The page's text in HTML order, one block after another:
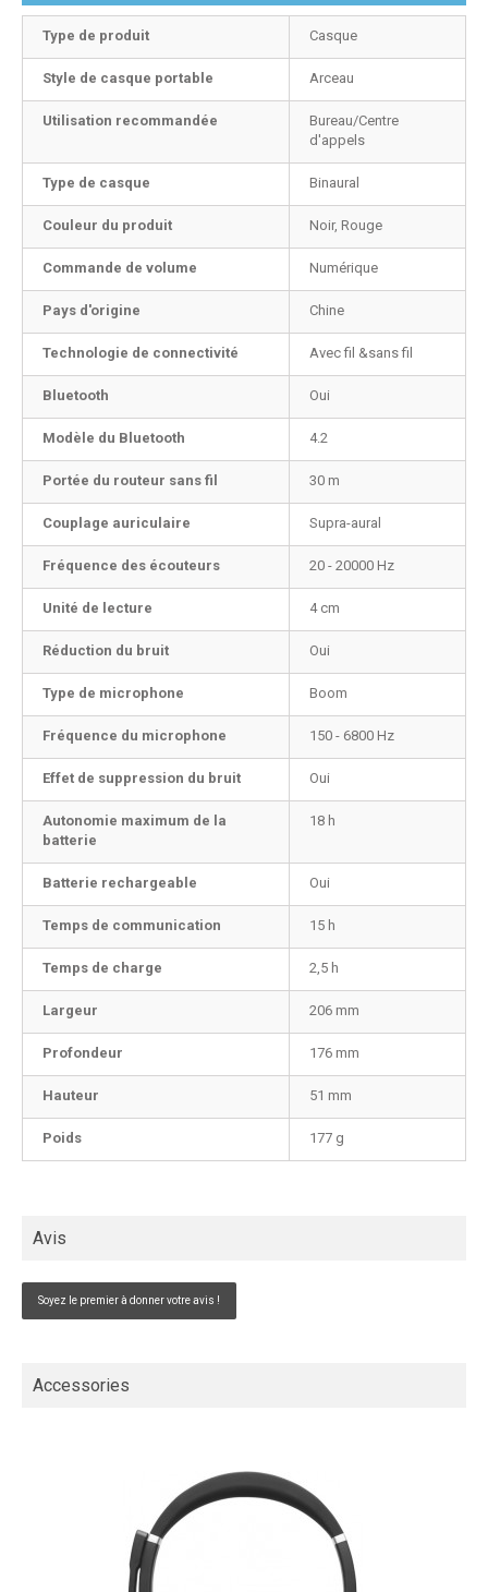
Type de produit Casque
Style de casque portable Arceau
Utilisation recommandée
Bureau/Centre
d'appels
Type de casque Binaural
Couleur du produit Noir, Rouge
Commande de volume Numérique
Pays d'origine Chine
Technologie de connectivité Avec fil &sans fil
Bluetooth Oui
Modèle du Bluetooth 4.2
Portée du routeur sans fil 30 m
Couplage auriculaire Supra-aural
Fréquence des écouteurs 20 - 20000 Hz
Unité de lecture 4 cm
Réduction du bruit Oui
Type de microphone Boom
Fréquence du microphone 150 - 6800 Hz
Effet de suppression du bruit Oui
Autonomie maximum de la
batterie
18 h
Batterie rechargeable Oui
Temps de communication 15 h
Temps de charge 2,5 h
Largeur 206 mm
Profondeur 176 mm
Hauteur 51 mm
Poids 177 g
Avis
Soyez le premier à donner votre avis !
Accessories